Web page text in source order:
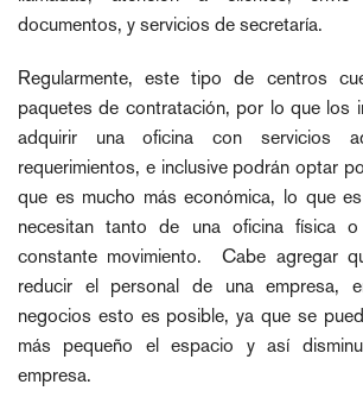
documentos, y servicios de secretaría.
Regularmente, este tipo de centros
paquetes de contratación, por lo que los
adquirir una oficina con servicios
requerimientos, e inclusive podrán optar
que es mucho más económica, lo que
necesitan tanto de una oficina física
constante movimiento. Cabe agregar
reducir el personal de una empresa,
negocios esto es posible, ya que se
más pequeño el espacio y así
empresa.